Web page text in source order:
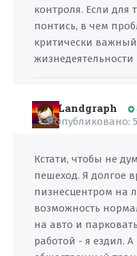
контроля. Если для
понтись, в чем
критически
Landgraph
Опубликовано:
Кстати, чтобы не
пешеход. Я долгое
пизнесцентром на
возможность
на авто и
работой - я ездил.